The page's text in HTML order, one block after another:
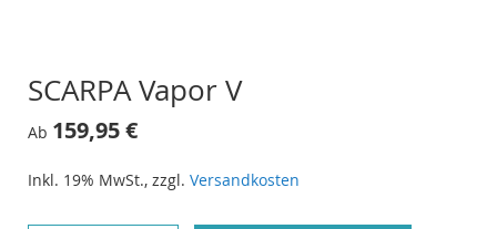
SCARPA Vapor V
Ab 159,95 €
Inkl. 19% MwSt., zzgl. Versandkosten